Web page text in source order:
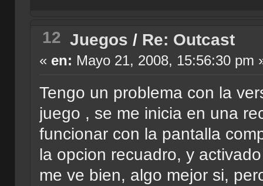
12 Juegos / Re: Outcast
« en: Mayo 21, 2008, 15:56:30 pm
Tengo un problema con la
juego , se me inicia en una
funcionar con la pantalla
la opcion recuadro, y
me ve bien, algo mejor si,